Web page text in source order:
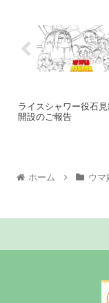
ライスシャワー役石
開設のご報告
ホーム ウマ